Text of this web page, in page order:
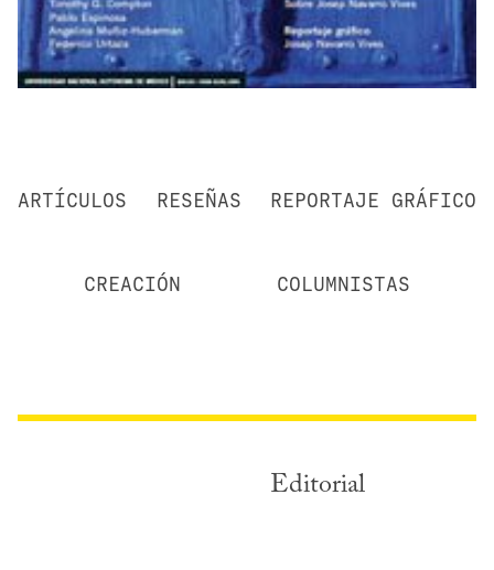
ARTÍCULOS RESEÑAS REPORTAJE GRÁFICO
CREACIÓN COLUMNISTAS
Editorial